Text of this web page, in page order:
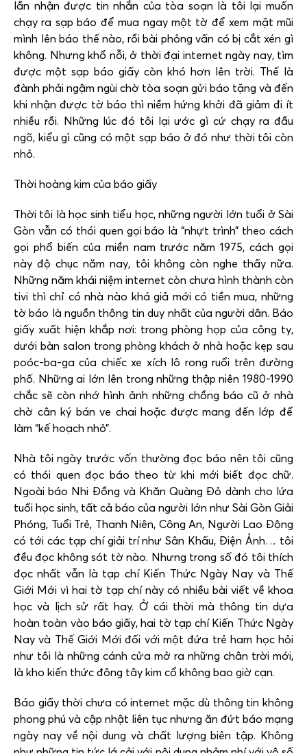
lần nhận được tin nhắn của tòa soạn là tôi lại muốn
chạy ra sạp báo để mua ngay một tờ để xem mặt mũi
mình lên báo thế nào, rồi bài phỏng vấn có bị cắt xén gì
không. Nhưng khổ nỗi, ở thời đại internet ngày nay, tìm
được một sạp báo giấy còn khó hơn lên trời. Thế là
đành phải ngậm ngùi chờ tòa soạn gửi báo tặng và đến
khi nhận được tờ báo thì niềm hứng khởi đã giảm đi ít
nhiều rồi. Những lúc đó tôi lại ước gì cứ chạy ra đầu
ngõ, kiểu gì cũng có một sạp báo ở đó như thời tôi còn
nhỏ.
Thời hoàng kim của báo giấy
Thời tôi là học sinh tiểu học, những người lớn tuổi ở Sài
Gòn vẫn có thói quen gọi báo là “nhựt trình” theo cách
gọi phổ biến của miền nam trước năm 1975, cách gọi
này độ chục năm nay, tôi không còn nghe thấy nữa.
Những năm khái niệm internet còn chưa hình thành còn
tivi thì chỉ có nhà nào khá giả mới có tiền mua, những
tờ báo là nguồn thông tin duy nhất của người dân. Báo
giấy xuất hiện khắp nơi: trong phòng họp của công ty,
dưới bàn salon trong phòng khách ở nhà hoặc kẹp sau
poóc-ba-ga của chiếc xe xích lô rong ruổi trên đường
phố. Những ai lớn lên trong những thập niên 1980-1990
chắc sẽ còn nhớ hình ảnh những chồng báo cũ ở nhà
chờ cân ký bán ve chai hoặc được mang đến lớp để
làm “kế hoạch nhỏ”.
Nhà tôi ngày trước vốn thường đọc báo nên tôi cũng
có thói quen đọc báo theo từ khi mới biết đọc chữ.
Ngoài báo Nhi Đồng và Khăn Quàng Đỏ dành cho lứa
tuổi học sinh, tất cả báo của người lớn như Sài Gòn Giải
Phóng, Tuổi Trẻ, Thanh Niên, Công An, Người Lao Động
có tới các tạp chí giải trí như Sân Khấu, Điện Ảnh… tôi
đều đọc không sót tờ nào. Nhưng trong số đó tôi thích
đọc nhất vẫn là tạp chí Kiến Thức Ngày Nay và Thế
Giới Mới vì hai tờ tạp chí này có nhiều bài viết về khoa
học và lịch sử rất hay. Ở cái thời mà thông tin dựa
hoàn toàn vào báo giấy, hai tờ tạp chí Kiến Thức Ngày
Nay và Thế Giới Mới đối với một đứa trẻ ham học hỏi
như tôi là những cánh cửa mở ra những chân trời mới,
là kho kiến thức đông tây kim cổ không bao giờ cạn.
Báo giấy thời chưa có internet mặc dù thông tin không
phong phú và cập nhật liên tục nhưng ăn đứt báo mạng
ngày nay về nội dung và chất lượng biên tập. Không